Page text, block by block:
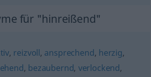
für "hinreißend"
, reizvoll, ansprechend, herzig,
, bezaubernd, verlockend,